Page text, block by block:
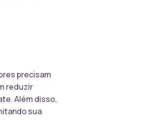
precisam
reduzir
Além disso,
sua